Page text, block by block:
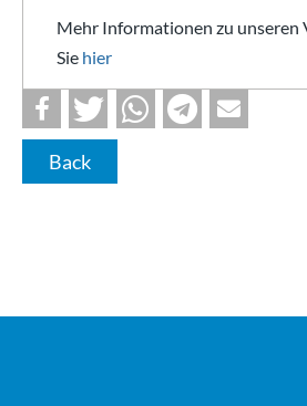
Mehr Informationen zu unseren
Sie hier
Back